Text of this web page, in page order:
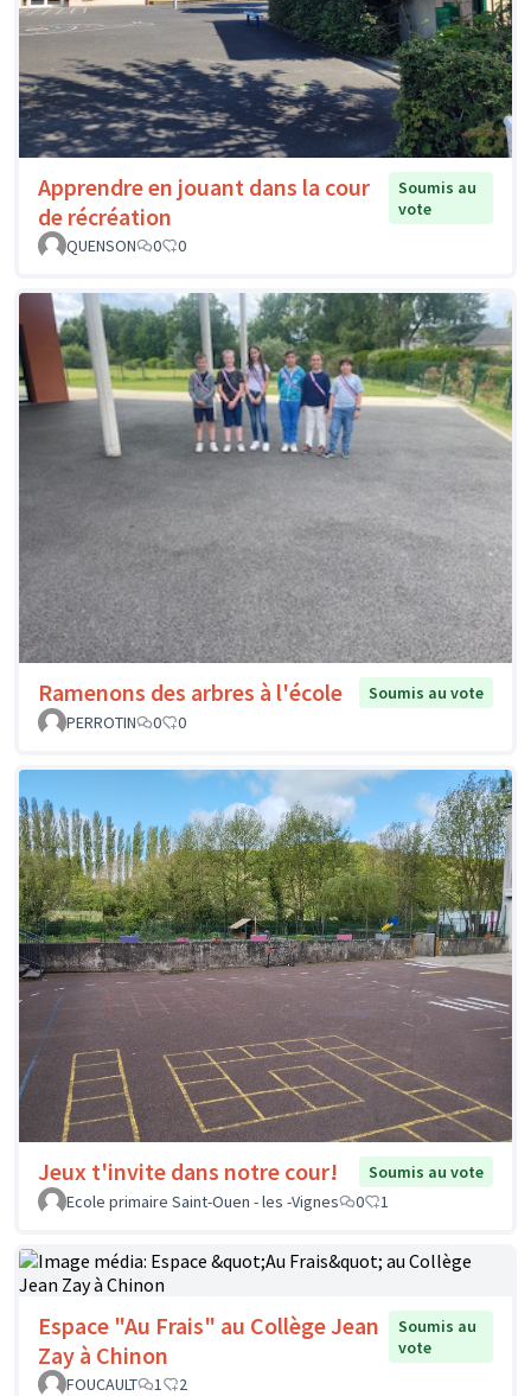
Apprendre en jouant dans la cour
de récréation
Soumis au
vote
QUENSON
0 0
Ramenons des arbres à l'école
Soumis au vote
PERROTIN
0 0
Jeux t'invite dans notre cour!
Soumis au vote
Ecole primaire Saint-Ouen - les -Vignes
0 1
Espace "Au Frais" au Collège Jean
Zay à Chinon
Soumis au
vote
FOUCAULT
1 2